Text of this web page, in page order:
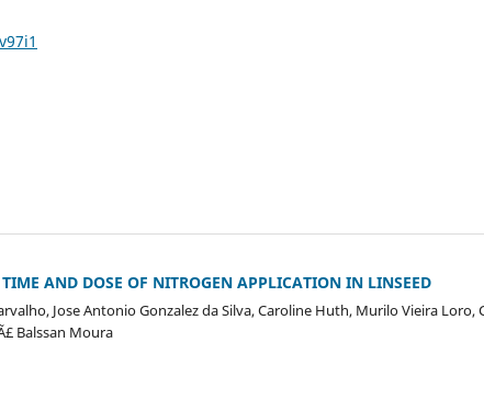
AND DOSE OF NITROGEN APPLICATION IN LINSEED
Jose Antonio Gonzalez da Silva, Caroline Huth, Murilo Vieira Loro,
Balssan Moura